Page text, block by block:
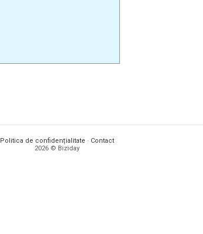
Politica de confidențialitate · Contact
2026 © Biziday